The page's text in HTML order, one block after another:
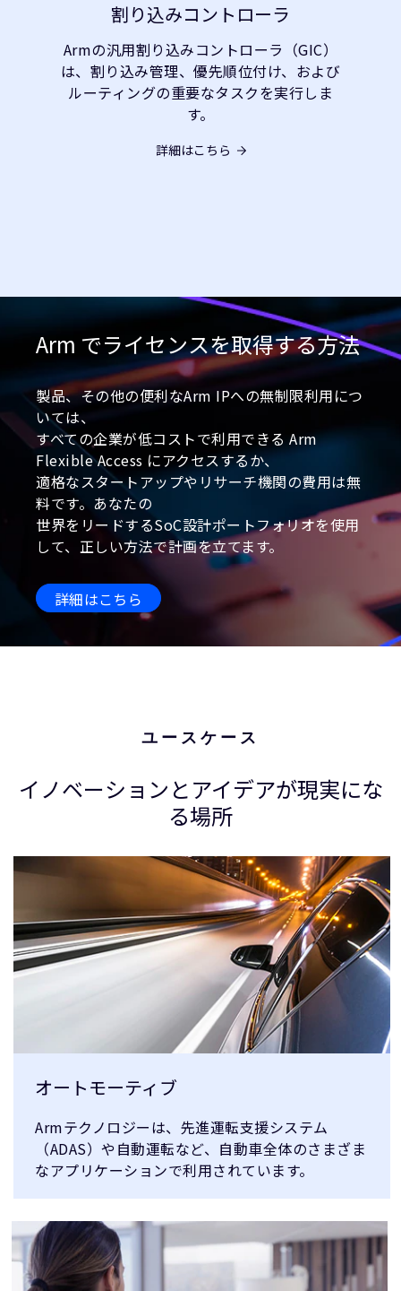
割り込みコントローラ
Armの汎用割り込みコントローラ（GIC）
は、割り込み管理、優先順位付け、および
ルーティングの重要なタスクを実行しま
す。
詳細はこちら
Arm でライセンスを取得する方法
製品、その他の便利なArm IPへの無制限利用につ
いては、
すべての企業が低コストで利用できる Arm
Flexible Access にアクセスするか、
適格なスタートアップやリサーチ機関の費用は無
料です。あなたの
世界をリードするSoC設計ポートフォリオを使用
して、正しい方法で計画を立てます。
詳細はこちら
ユースケース
イノベーションとアイデアが現実にな
る場所
オートモーティブ
Armテクノロジーは、先進運転支援システム
（ADAS）や自動運転など、自動車全体のさまざま
なアプリケーションで利用されています。